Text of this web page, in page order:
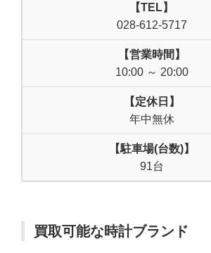
【TEL】
028-612-5717
【営業時間】
10:00 ～ 20:00
【定休日】
年中無休
【駐車場(台数)】
91台
買取可能な時計ブランド